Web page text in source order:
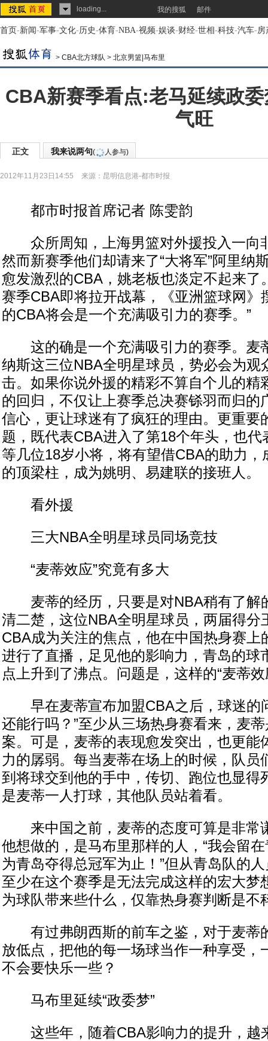
loading... 我的搜狐 邮件
首页-新闻-军事-文化-历史-体育-NBA-视频-娱谈-财经-世相-科技-汽车-房
> CBA北方球队 > 北京男篮|马布里
CBA新赛季看点:老马延续政
气旺
正文 我来说两句( 人参与)
2012年11月23日14:55 来源： 昆明信息港-都市时报
都市时报首席记者 陈雯韵
众所周知，上海男篮对外援投入一向
然而新赛季他们却请来了“大将军”阿里纳
愈发激烈的CBA，姚老板也淡定不起来了
赛季CBA即将拉开战幕，《亚洲篮球网》
的CBA将会是一个充满吸引力的赛季。”
这的确是一个充满吸引力的赛季。麦
纳斯这三位NBA全明星球员，势必会为观
击。如果你说外援的精彩不算自个儿的精
的回归，不仅让上赛季总决赛铩羽而归的
信心，更让球迷有了疯狂的理由。更重要
题，既代表CBA进入了第18个年头，也代
等几位18岁小将，将有望借CBA的助力，
的顶梁柱，成为姚明、易建联的接班人。
看外援
三大NBA全明星球员同场竞技
“麦蒂效应”究竟有多大
麦蒂的经历，只要是对NBA稍有了解
清二楚，这位NBA全明星球员，两届得分
CBA成为关注的焦点，他在中国热身赛上
进行了直播，足见他的影响力，青岛的球
点上升到了沸点。问题是，这样的“麦蒂
早在麦蒂宣布加盟CBA之后，球迷的
还能行吗？”至少从三场热身赛看来，麦
案。可是，麦蒂的表现愈发突出，也更能
力的孱弱。每当麦蒂在场上的时候，队员
到将球交到他的手中，传切、跑位也显得
是麦蒂一人打球，其他队员站着看。
来中国之前，麦蒂的态度可算是非常
他想做的，是马布里那样的人，“我会留
为青岛夺得总冠军为止！”但从青岛队的
至少在这个赛季是无法完成这样的宏大梦
为球队带来些什么，仅靠热身赛判断是不
有过弗朗西斯的前车之鉴，对于麦蒂
放低点，把他的每一场球当作一种享受，
不会要快乐一些？
马布里延续“政委梦”
这些年，随着CBA影响力的提升，越